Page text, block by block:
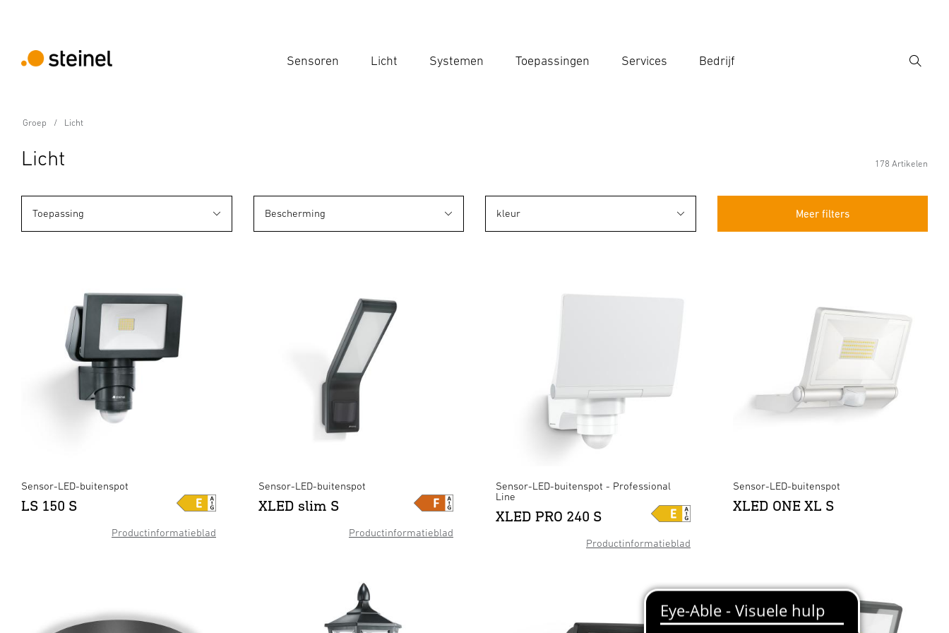
Sensoren Licht Systemen Toepassingen Services Bedrijf
Zoek
Groep Licht
Licht 178 Artikelen
Meer filters
Toepassing Bescherming kleur
Productinformatieblad
Sensor-LED-buitenspot
LS 150 S
Productinformatieblad
Sensor-LED-buitenspot
XLED slim S
Productinformatieblad
Sensor-LED-buitenspot - Professional
Line
XLED PRO 240 S
Sensor-LED-buitenspot
XLED ONE XL S